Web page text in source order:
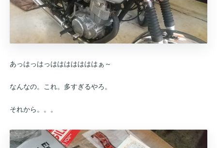
あっはっはっはははははははぁ～
なんなの。これ。多すぎるやろ。
それから。。。